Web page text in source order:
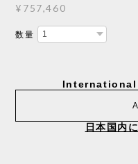
¥757,460
数量
日本国内